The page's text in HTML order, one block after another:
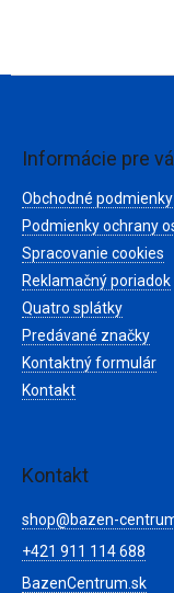
Informácie pre
Obchodné podmienky
Podmienky ochrany
Spracovanie cookies
Reklamačný poriadok
Quatro splátky
Predávané značky
Kontaktný formulár
Kontakt
Kontakt
shop@bazen-
+421 911 114 688
BazenCentrum.sk